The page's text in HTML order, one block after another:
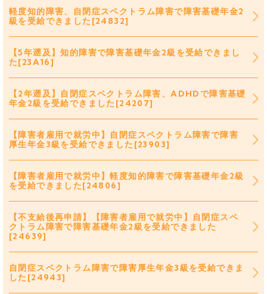
軽度知的障害、自閉症スペクトラム障害で障害基礎年金2
級を受給できました[24832]
【5年遡及】知的障害で障害基礎年金2級を受給できまし
た[23A16]
【2年遡及】自閉症スペクトラム障害、ADHDで障害基礎
年金2級を受給できました[24207]
【障害者雇用で就労中】自閉症スペクトラム障害で障害
厚生年金3級を受給できました[23903]
【障害者雇用で就労中】軽度知的障害で障害基礎年金2級
を受給できました[24806]
【不支給後再申請】【障害者雇用で就労中】自閉症スペ
クトラム障害で障害基礎年金2級を受給できました
[24639]
自閉症スペクトラム障害で障害厚生年金3級を受給できま
した[24943]